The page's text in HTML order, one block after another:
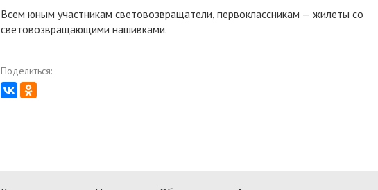
Всем юным участникам световозвращатели, первоклассникам — жилеты со
световозвращающими нашивками.
Поделиться: